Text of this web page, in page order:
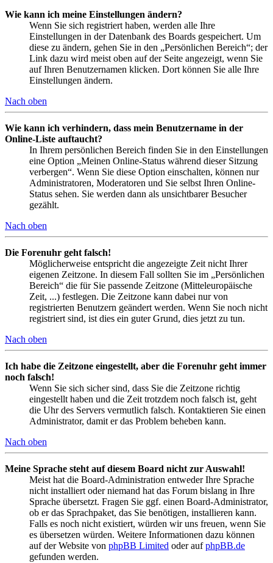
Wie kann ich meine Einstellungen ändern?
Wenn Sie sich registriert haben, werden alle Ihre
Einstellungen in der Datenbank des Boards gespeichert. Um
diese zu ändern, gehen Sie in den „Persönlichen Bereich“; der
Link dazu wird meist oben auf der Seite angezeigt, wenn Sie
auf Ihren Benutzernamen klicken. Dort können Sie alle Ihre
Einstellungen ändern.
Nach oben
Wie kann ich verhindern, dass mein Benutzername in der
Online-Liste auftaucht?
In Ihrem persönlichen Bereich finden Sie in den Einstellungen
eine Option „Meinen Online-Status während dieser Sitzung
verbergen“. Wenn Sie diese Option einschalten, können nur
Administratoren, Moderatoren und Sie selbst Ihren Online-
Status sehen. Sie werden dann als unsichtbarer Besucher
gezählt.
Nach oben
Die Forenuhr geht falsch!
Möglicherweise entspricht die angezeigte Zeit nicht Ihrer
eigenen Zeitzone. In diesem Fall sollten Sie im „Persönlichen
Bereich“ die für Sie passende Zeitzone (Mitteleuropäische
Zeit, ...) festlegen. Die Zeitzone kann dabei nur von
registrierten Benutzern geändert werden. Wenn Sie noch nicht
registriert sind, ist dies ein guter Grund, dies jetzt zu tun.
Nach oben
Ich habe die Zeitzone eingestellt, aber die Forenuhr geht immer
noch falsch!
Wenn Sie sich sicher sind, dass Sie die Zeitzone richtig
eingestellt haben und die Zeit trotzdem noch falsch ist, geht
die Uhr des Servers vermutlich falsch. Kontaktieren Sie einen
Administrator, damit er das Problem beheben kann.
Nach oben
Meine Sprache steht auf diesem Board nicht zur Auswahl!
Meist hat die Board-Administration entweder Ihre Sprache
nicht installiert oder niemand hat das Forum bislang in Ihre
Sprache übersetzt. Fragen Sie ggf. einen Board-Administrator,
ob er das Sprachpaket, das Sie benötigen, installieren kann.
Falls es noch nicht existiert, würden wir uns freuen, wenn Sie
es übersetzen würden. Weitere Informationen dazu können
auf der Website von phpBB Limited oder aufphpBB.de
gefunden werden.